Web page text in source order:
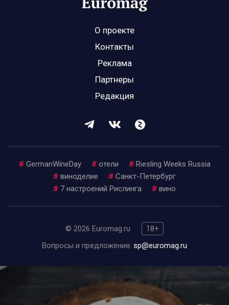
О проекте
Контакты
Реклама
Партнеры
Редакция
# GermanWineDay # отели # Riesling Weeks Russia
# виноделие # Санкт-Петербург
# 7 настроений Рислинга # вино
© 2026 Euromag.ru
18+
Вопросы и предложения: sp@euromag.ru